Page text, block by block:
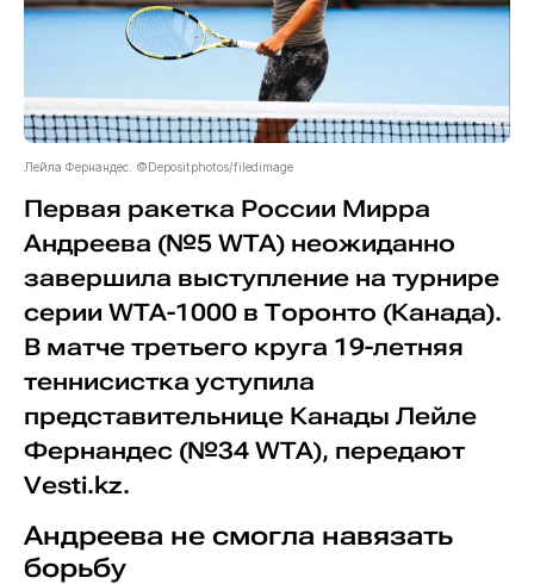
Лейла Фернандес. ©Depositphotos/filedimage
Первая ракетка России Мирра
Андреева (№5 WTA) неожиданно
завершила выступление на турнире
серии WTA-1000 в Торонто (Канада).
В матче третьего круга 19-летняя
теннисистка уступила
представительнице Канады Лейле
Фернандес (№34 WTA), передают
Vesti.kz.
Андреева не смогла навязать
борьбу